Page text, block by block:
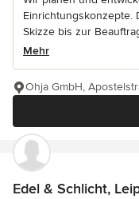
Einrichtungskonzepte.
Skizze bis zur
Mehr
Ohja GmbH,
Edel & Schlicht,